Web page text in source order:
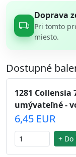
Doprava
Pri tomto
miesto.
Dostupné
1281
umývateľné -
6,45 EUR
+ Do